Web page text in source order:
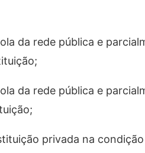
da rede pública e
da rede pública e
privada na